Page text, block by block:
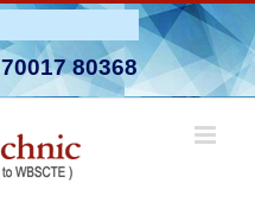
70017 80368